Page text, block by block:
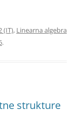
(IT), Linearna algebra
.
strukture